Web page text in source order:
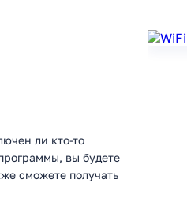
ли кто-то
вы будете
сможете получать